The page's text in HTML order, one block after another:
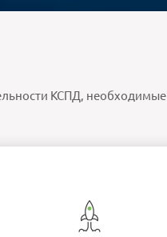
КСПД, необходимые